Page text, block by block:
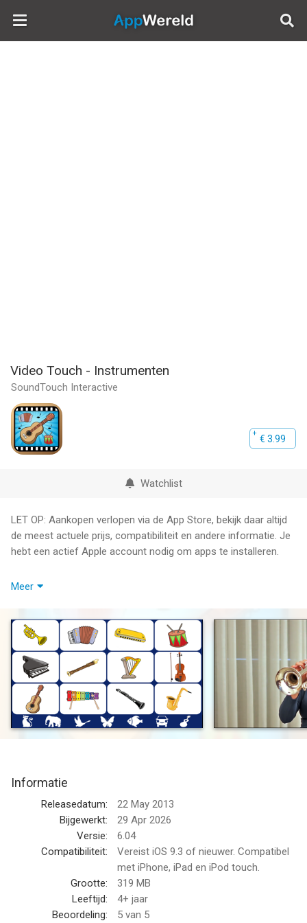
AppWereld
Video Touch - Instrumenten
SoundTouch Interactive
€ 3.99
Watchlist
LET OP: Aankopen verlopen via de App Store, bekijk daar altijd
de meest actuele prijs, compatibiliteit en andere informatie. Je
hebt een actief Apple account nodig om apps te installeren.
Ontdek 50 geweldige video's van muziekinstrumenten voor
Vermaak en onderwijs je kleintje met Video Touch - Muziek!
Met 50 boeiende video's laat deze app je kind de wondere
wereld van muziekinstrumenten op een leuke en interactieve
manier verkennen. Tik gewoon op een instrument – zoals een
gitaar, piano, saxofoon en meer – en geniet van heerlijke clips
van 10-20 seconden. Bekijk een ongelooflijke virtuoze harpist,
een verbazingwekkende marimbaspeler met 4 hamers, of een
geweldige muzikant die flamencogitaar speelt.
een nieuwe verrassing!
Belangrijkste kenmerken:
• Voice-over in 21 talen (zie hieronder)
• 50 spannende videoclips van muziekinstrumenten – perfect
voor nieuwsgierige jonge geesten
• 4 verschillende video's voor elk instrument – fris plezier bij
• Bevat populaire klassieke muziekstukken
Meer
Informatie
Releasedatum:
22 May 2013
Bijgewerkt:
29 Apr 2026
Versie:
6.04
Compatibiliteit:
Vereist iOS 9.3 of nieuwer. Compatibel
met iPhone, iPad en iPod touch.
Grootte:
319 MB
Leeftijd:
4+ jaar
Beoordeling:
5 van 5